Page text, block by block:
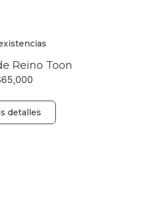
Reino Toon
65,000
detalles